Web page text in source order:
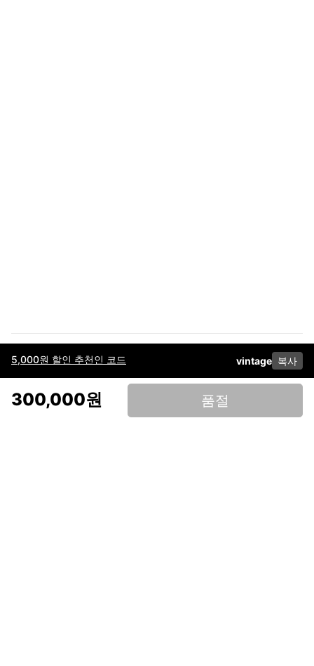
5,000원 할인 추천인 코드 vintage 복사
300,000원 품절
이용약관고객센터판매개인정보 처리방침사업자 정보다운로드